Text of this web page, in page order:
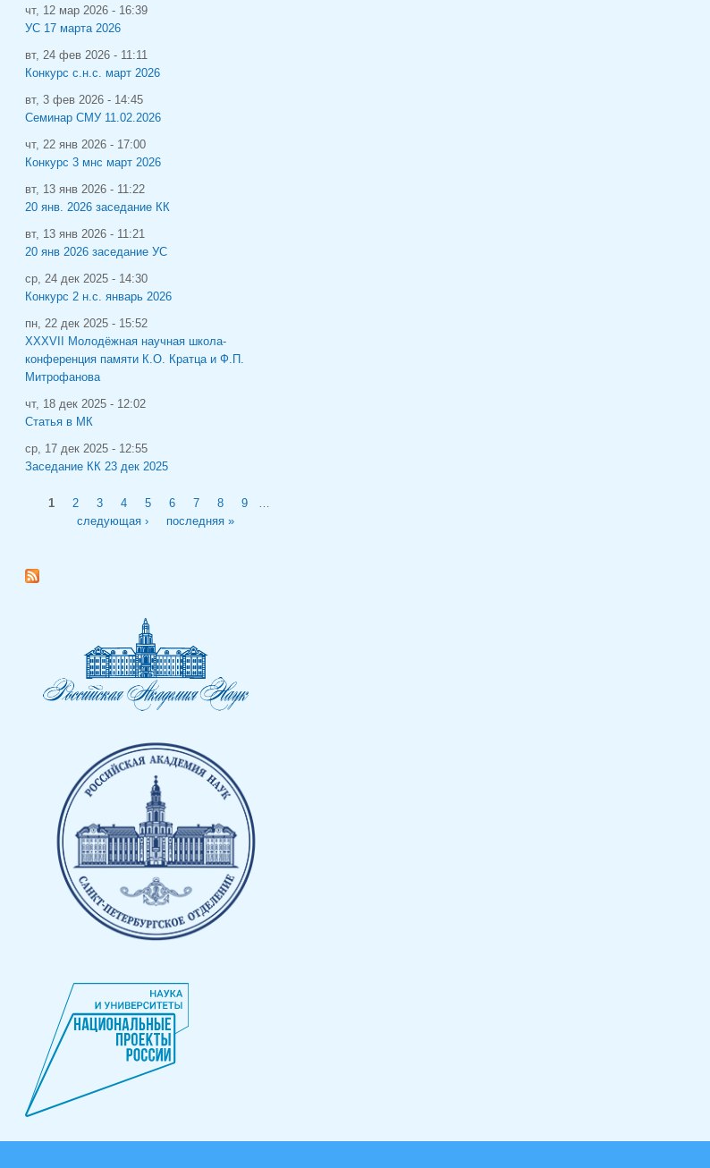
чт, 12 мар 2026 - 16:39
УС 17 марта 2026
вт, 24 фев 2026 - 11:11
Конкурс с.н.с. март 2026
вт, 3 фев 2026 - 14:45
Семинар СМУ 11.02.2026
чт, 22 янв 2026 - 17:00
Конкурс 3 мнс март 2026
вт, 13 янв 2026 - 11:22
20 янв. 2026 заседание КК
вт, 13 янв 2026 - 11:21
20 янв 2026 заседание УС
ср, 24 дек 2025 - 14:30
Конкурс 2 н.с. январь 2026
пн, 22 дек 2025 - 15:52
XXXVII Молодёжная научная школа-
конференция памяти К.О. Кратца и Ф.П.
Митрофанова
чт, 18 дек 2025 - 12:02
Статья в МК
ср, 17 дек 2025 - 12:55
Заседание КК 23 дек 2025
Страницы
1 2 3 4 5 6 7 8 9
следующая ›
последняя »